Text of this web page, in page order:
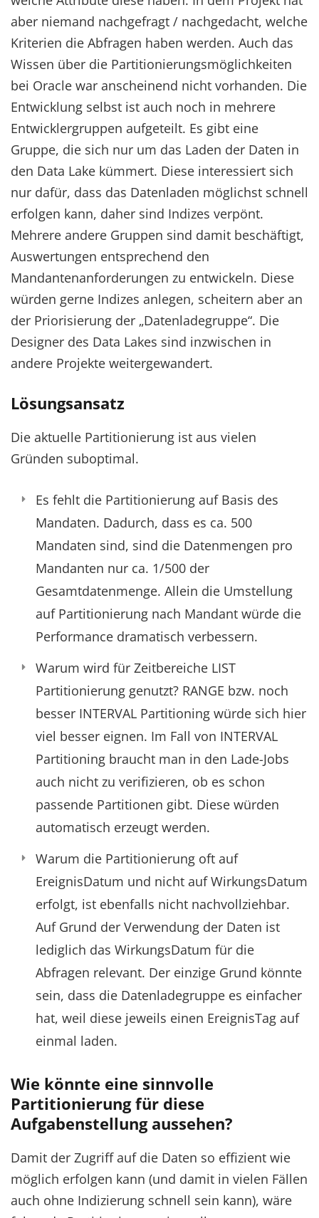
aber niemand nachgefragt / nachgedacht, welche
Kriterien die Abfragen haben werden. Auch das
Wissen über die Partitionierungsmöglichkeiten
bei Oracle war anscheinend nicht vorhanden. Die
Entwicklung selbst ist auch noch in mehrere
Entwicklergruppen aufgeteilt. Es gibt eine
Gruppe, die sich nur um das Laden der Daten in
den Data Lake kümmert. Diese interessiert sich
nur dafür, dass das Datenladen möglichst schnell
erfolgen kann, daher sind Indizes verpönt.
Mehrere andere Gruppen sind damit beschäftigt,
Auswertungen entsprechend den
Mandantenanforderungen zu entwickeln. Diese
würden gerne Indizes anlegen, scheitern aber an
der Priorisierung der „Datenladegruppe“. Die
Designer des Data Lakes sind inzwischen in
andere Projekte weitergewandert.
Lösungsansatz
Die aktuelle Partitionierung ist aus vielen
Gründen suboptimal.
Es fehlt die Partitionierung auf Basis des
Mandaten. Dadurch, dass es ca. 500
Mandaten sind, sind die Datenmengen pro
Mandanten nur ca. 1/500 der
Gesamtdatenmenge. Allein die Umstellung
auf Partitionierung nach Mandant würde die
Performance dramatisch verbessern.
Warum wird für Zeitbereiche LIST
Partitionierung genutzt? RANGE bzw. noch
besser INTERVAL Partitioning würde sich hier
viel besser eignen. Im Fall von INTERVAL
Partitioning braucht man in den Lade-Jobs
auch nicht zu verifizieren, ob es schon
passende Partitionen gibt. Diese würden
automatisch erzeugt werden.
Warum die Partitionierung oft auf
EreignisDatum und nicht auf WirkungsDatum
erfolgt, ist ebenfalls nicht nachvollziehbar.
Auf Grund der Verwendung der Daten ist
lediglich das WirkungsDatum für die
Abfragen relevant. Der einzige Grund könnte
sein, dass die Datenladegruppe es einfacher
hat, weil diese jeweils einen EreignisTag auf
einmal laden.
Wie könnte eine sinnvolle
Partitionierung für diese
Aufgabenstellung aussehen?
Damit der Zugriff auf die Daten so effizient wie
möglich erfolgen kann (und damit in vielen Fällen
auch ohne Indizierung schnell sein kann), wäre